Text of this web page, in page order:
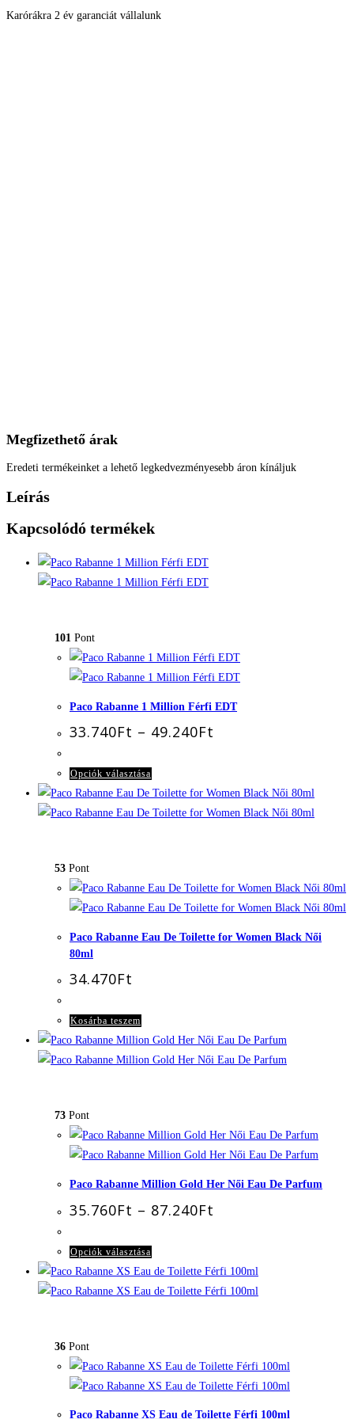
Karórákra 2 év garanciát vállalunk
Megfizethető árak
Eredeti termékeinket a lehető legkedvezményesebb áron kínáljuk
Leírás
Kapcsolódó termékek
101 Pont
Paco Rabanne 1 Million Férfi EDT
33.740Ft – 49.240Ft
Opciók választása
a
terméknek
A
változatok
53 Pont
Paco Rabanne Eau De Toilette for Women Black Női
80ml
34.470Ft
Kosárba teszem
73 Pont
Paco Rabanne Million Gold Her Női Eau De Parfum
35.760Ft – 87.240Ft
Opciók választása
a
terméknek
A
változatok
a
36 Pont
Paco Rabanne XS Eau de Toilette Férfi 100ml